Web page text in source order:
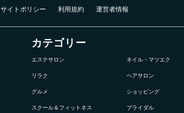
サイトポリシー 利用規約 運営者情報
カテゴリー
エステサロン ネイル・マツエク
リラク ヘアサロン
グルメ ショッピング
スクール＆フィットネス ブライダル